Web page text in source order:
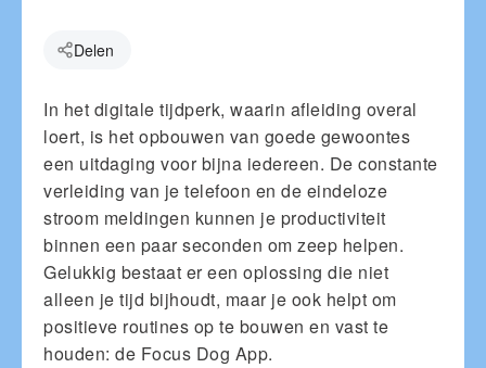
Delen
In het digitale tijdperk, waarin afleiding overal
loert, is het opbouwen van goede gewoontes
een uitdaging voor bijna iedereen. De constante
verleiding van je telefoon en de eindeloze
stroom meldingen kunnen je productiviteit
binnen een paar seconden om zeep helpen.
Gelukkig bestaat er een oplossing die niet
alleen je tijd bijhoudt, maar je ook helpt om
positieve routines op te bouwen en vast te
houden: de Focus Dog App.